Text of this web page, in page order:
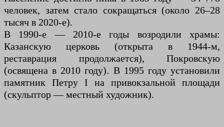
человек, затем стало сокращаться (около 26–28
тысяч в 2020-е).
В 1990-е — 2010-е годы возродили храмы:
Казанскую церковь (открыта в 1944-м,
реставрация продолжается), Покровскую
(освящена в 2010 году). В 1995 году установили
памятник Петру I на привокзальной площади
(скульптор — местный художник).